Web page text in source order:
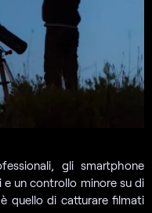
gli smartphone
un controllo minore su di
quello di catturare filmati